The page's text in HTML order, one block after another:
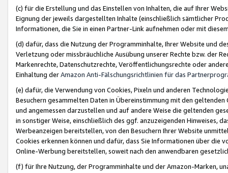
(c) für die Erstellung und das Einstellen von Inhalten, die auf Ihrer
Eignung der jeweils dargestellten Inhalte (einschließlich sämtlicher
Informationen, die Sie in einen Partner-Link aufnehmen oder mit
(d) dafür, dass die Nutzung der Programminhalte, Ihrer Website und
Verletzung oder missbräuchliche Ausübung unserer Rechte bzw. der
Markenrechte, Datenschutzrechte, Veröffentlichungsrechte oder
Einhaltung derAmazon Anti-Fälschungsrichtlinien für das
(e) dafür, die Verwendung von Cookies, Pixeln und anderen
Besuchern gesammelten Daten in Übereinstimmung mit den
und angemessen darzustellen und auf andere Weise die geltenden
in sonstiger Weise, einschließlich des ggf. anzuzeigenden Hinweises,
Werbeanzeigen bereitstellen, von den Besuchern Ihrer Website
Cookies erkennen können und dafür, dass Sie Informationen über die
Online-Werbung bereitstellen, soweit nach den anwendbaren
(f) für Ihre Nutzung, der Programminhalte und der Amazon-Marken,